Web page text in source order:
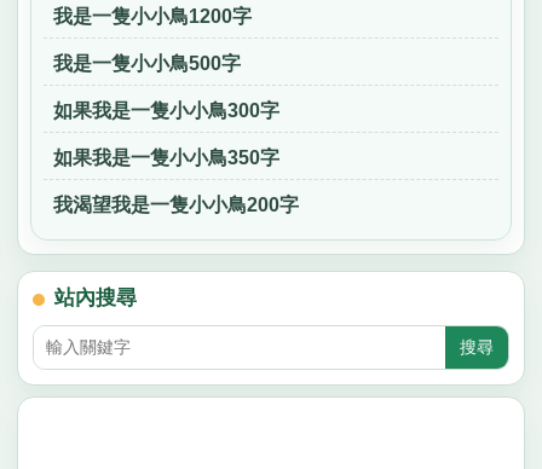
我是一隻小小鳥1200字
我是一隻小小鳥500字
如果我是一隻小小鳥300字
如果我是一隻小小鳥350字
我渴望我是一隻小小鳥200字
站內搜尋